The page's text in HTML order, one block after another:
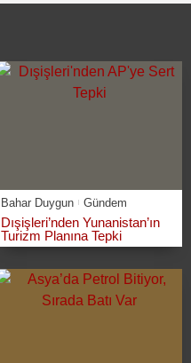
Bahar Duygun Gündem
Dışişleri’nden Yunanistan’ın
Turizm Planına Tepki